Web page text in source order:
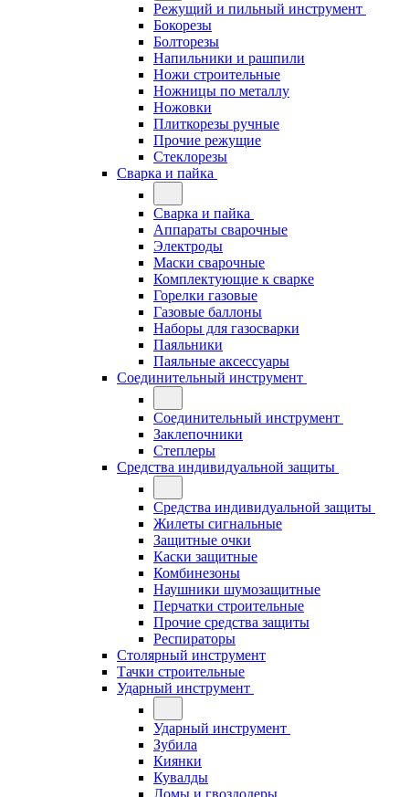
Режущий и пильный инструмент
Бокорезы
Болторезы
Напильники и рашпили
Ножи строительные
Ножницы по металлу
Ножовки
Плиткорезы ручные
Прочие режущие
Стеклорезы
Сварка и пайка
Сварка и пайка
Аппараты сварочные
Электроды
Маски сварочные
Комплектующие к сварке
Горелки газовые
Газовые баллоны
Наборы для газосварки
Паяльники
Паяльные аксессуары
Соединительный инструмент
Соединительный инструмент
Заклепочники
Степлеры
Средства индивидуальной защиты
Средства индивидуальной защиты
Жилеты сигнальные
Защитные очки
Каски защитные
Комбинезоны
Наушники шумозащитные
Перчатки строительные
Прочие средства защиты
Респираторы
Столярный инструмент
Тачки строительные
Ударный инструмент
Ударный инструмент
Зубила
Киянки
Кувалды
Ломы и гвоздодеры